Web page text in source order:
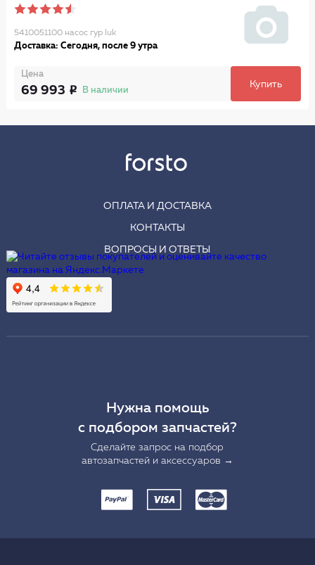
5410051100 насос гур luk
Доставка: Сегодня, после 9 утра
Цена
69 993 В наличии
Купить
ОПЛАТА И ДОСТАВКА
КОНТАКТЫ
ВОПРОСЫ И ОТВЕТЫ
Нужна помощь
с подбором запчастей?
Сделайте запрос на подбор
автозапчастей и аксессуаров →